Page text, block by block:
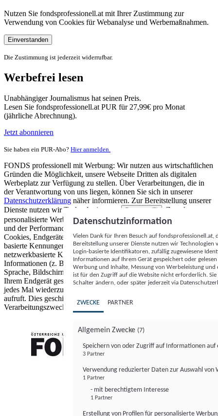
Nutzen Sie fondsprofessionell.at mit Ihrer Zustimmung zur
Verwendung von Cookies für Webanalyse und Werbemaßnahmen.
Einverstanden
Die Zustimmung ist jederzeit widerrufbar.
Werbefrei lesen
Unabhängiger Journalismus hat seinen Preis.
Lesen Sie fondsprofessionell.at PUR für 27,99€ pro Monat
(jährliche Abrechnung).
Jetzt abonnieren
Sie haben ein PUR-Abo? Hier anmelden.
FONDS professionell mit Werbung: Wir nutzen aus wirtschaftlichen
Gründen die Möglichkeit, unsere Webseite Dritten als digitalen
Werbeplatz zur Verfügung zu stellen. Über Verarbeitungen, die in
der Verantwortung von uns liegen, können Sie sich in unserer
Datenschutzerklärung näher informieren. Zur Bereitstellung unserer
Dienste nutzen wir Technologien von
Partnern (5)
. Zwecke:
personalisierte Werbung und Inhalte, Messung von Werbeleistung
und der Performance von Inhalten sowie Zielgruppenforschung.
Cookies, Endgeräte- oder ähnliche Online-Kennungen (z. B. login-
basierte Kennungen, zufällig generierte Kennungen,
netzwerkbasierte Kennungen) können zusammen mit anderen
Informationen (z. B. Browsertyp und Browserinformationen,
Sprache, Bildschirmgröße, unterstützte Technologien usw.) auf
Ihrem Endgerät gespeichert oder von dort ausgelesen werden, um es
jedes Mal wiederzuerkennen, wenn es eine App oder einer Webseite
aufruft. Dies geschieht für einen oder mehrere der hier aufgeführten
Verarbeitungszwecke.
Datenschutzinformation
Vielen Dank für Ihren Besuch auf
Bereitstellung unserer Dienste nutzen wir Technologien
Login-basierte Identifikatoren, zufällig zugewiesene
Informationen auf Ihrem Gerät gespeichert oder
Werbung und Inhalte, Messung von Werbeleistung
ist für den Zugriff auf die Website nicht erforderlich.
Schalter ändern, oder später jederzeit via
ZWECKE PARTNER
Allgemein Zwecke (7)
Speichern von oder Zugriff auf Informationen auf
3 Partner
Verwendung reduzierter Daten zur Auswahl von
1 Partner
- mit berechtigtem Interesse
1 Partner
Erstellung von Profilen für personalisierte
FONDS professionell